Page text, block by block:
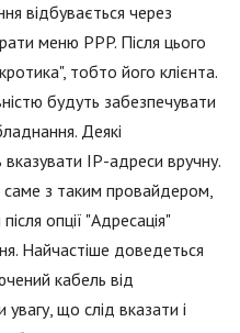
відбувається через
меню PPP. Після цього
тобто його клієнта.
будуть забезпечувати
Деякі
вказувати IP-адреси вручну.
з таким провайдером,
опції "Адресація"
Найчастіше доведеться
кабель від
що слід вказати і